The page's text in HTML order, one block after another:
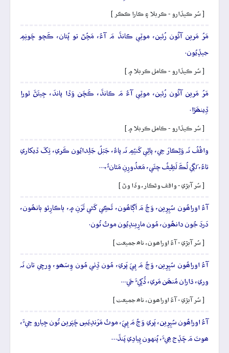
[ سُر ڪيڏارو - ڪربلا ۽ ڪارا ڪڪر ]
مَرُ مَرين آئُون رُئين، موٽِي ڪانڌَ مَ آءُ، مَڇُڻ تو پُئان، ڪَچو چَونِمِ
جيڏِيُون.
[ سُر ڪيڏارو - ڪامل ڪربلا ۾ ]
مَرُ مَرين آئُون رُئين، موٽِي آءُ مَ ڪانڌَ، ڪَچَن وَڏا پاندَ، جِيئَڻَ ٿورا
ڏِينھَڙا.
[ سُر ڪيڏارو - ڪامل ڪربلا ۾ ]
واقُفُ نَہ وَڻِڪارَ جِي، پاڻِي کَنيُمِ نَہ پاءُ، جَبَلُ جَلِدايُون ڪَري، تِکَ ڏيکاري
تاءُ، لَڳي لُڪَ لَطِيفُ چئَي، مَعذُورِنِ مَٿانءُ،…
[ سُر آبڙي - واقف وڻڪار، وڏا وڻ ]
آءُ اوراھُون سُپِرِين، وَڃُ مَ اَڳاھُون، ٿَڪِي کَڻي ٿَرَنِ ۾، ٻاڪارِئو ٻانھُون،
دَردَ جُون دانھُون، مُون مارِيندِيُون موٽُ تُون.
[ سُر آبڙي - آءُ اوراھون، ناھ جميعت ]
آءُ اوراھُون سُپِرِين، وَڃُ مَ پِيَ پَري، مُون ڏِٺي مُون وِسَھو، وِرچِي تان نَہ
وري، ڌاران مُنھَن مَري، ڏُکِيءَ جَي…
[ سُر آبڙي - آءُ اوراھون، ناھ جميعت ]
آءُ اوراھُون سُپِرِين، پَري وَڃُ مَ پِيَ، موٽُ مَرَندِيَسِ ڇَپَرين تُون جِيارو جِيءَ،
ھوتَ مَ ڇَڏِج ھِيءَ، پُنهون پِيادِي پَنڌَ…